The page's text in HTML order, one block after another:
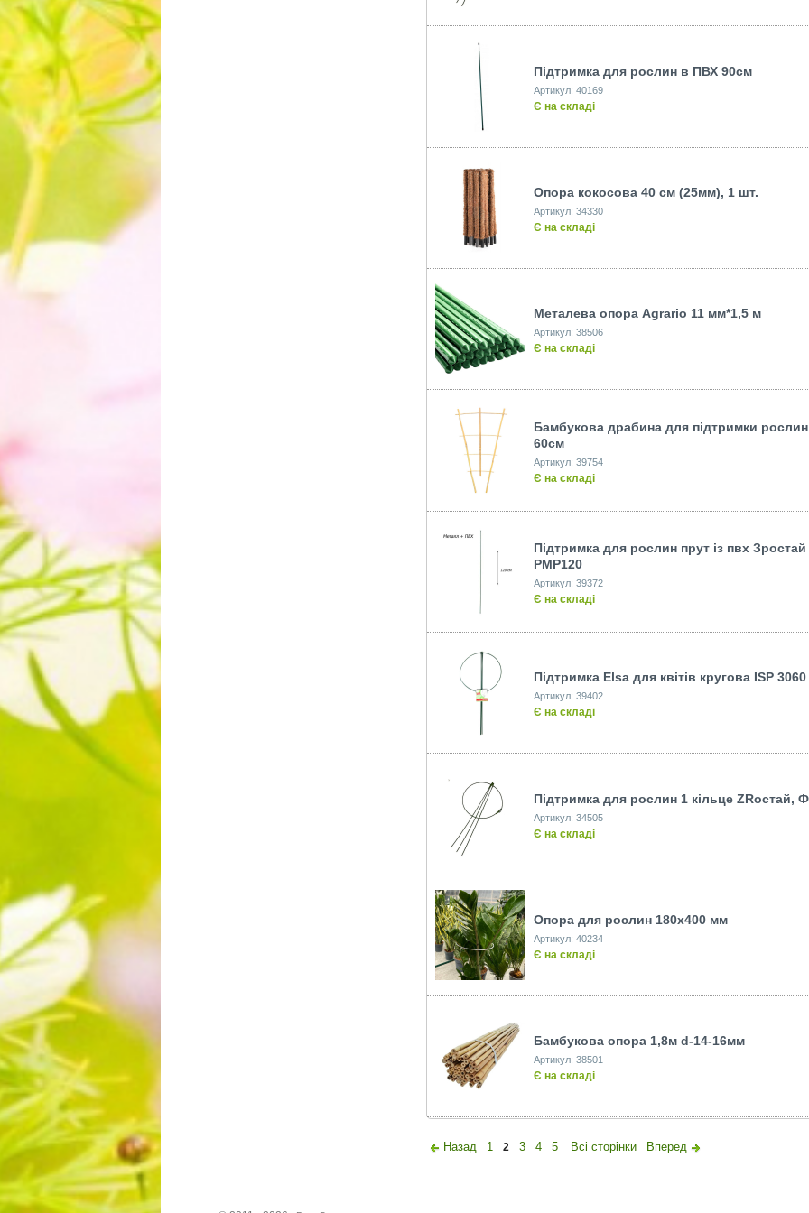
Підтримка для рослин в ПВХ 90см
Артикул: 40169
Є на складі
Опора кокосова 40 см (25мм), 1 шт.
Артикул: 34330
Є на складі
Металева опора Agrario 11 мм*1,5 м
Артикул: 38506
Є на складі
Бамбукова драбина для пiдтримки рослин
60см
Артикул: 39754
Є на складі
Підтримка для рослин прут із пвх Зростай
PMP120
Артикул: 39372
Є на складі
Підтримка Elsa для квітів кругова ISP 3060
Артикул: 39402
Є на складі
Підтримка для рослин 1 кільце ZRостай,
Артикул: 34505
Є на складі
Опора для рослин 180x400 мм
Артикул: 40234
Є на складі
Бамбукова опора 1,8м d-14-16мм
Артикул: 38501
Є на складі
Назад 1 2 3 4 5 Всі сторінки Вперед